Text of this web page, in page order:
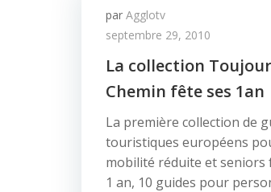
par Agglotv
septembre 29, 2010
La collection
Chemin fête ses 1an
La première collection de
touristiques européens
mobilité réduite et seniors
1 an, 10 guides pour